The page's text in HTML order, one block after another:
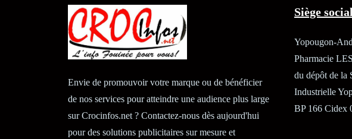
Envie de promouvoir votre marque ou de bénéficier
de nos services pour atteindre une audience plus large
sur Crocinfos.net ? Contactez-nous dès aujourd'hui
pour des solutions publicitaires sur mesure et
Siège social
Yopougon-
Pharmacie
du dépôt de la
Industrielle
BP 166 Cidex